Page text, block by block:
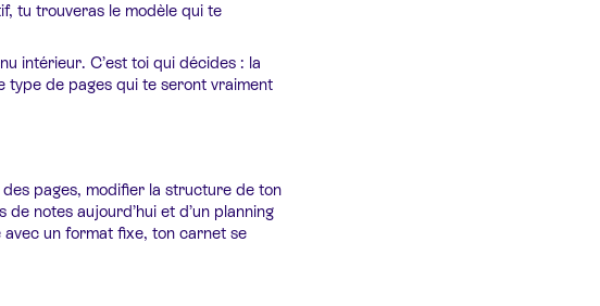
tu trouveras le modèle qui te
intérieur. C’est toi qui décides : la
type de pages qui te seront vraiment
pages, modifier la structure de ton
notes aujourd’hui et d’un planning
avec un format fixe, ton carnet se